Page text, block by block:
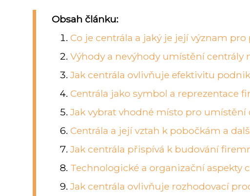
Obsah článku:
Co je centrála a jaký je její význam
Výhody a nevýhody umístění centrály
Jak centrála ovlivňuje efektivitu
Centrála jako symbol a reprezentace
Jak vybrat vhodné místo pro umístění
Centrála a její vztah k pobočkám a
Jak centrála přispívá k budování
Technologické a organizační aspekty
Jak centrála ovlivňuje rozhodovací